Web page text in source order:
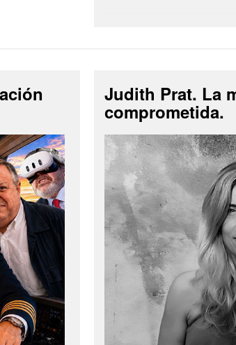
Judith Prat. La
comprometida.